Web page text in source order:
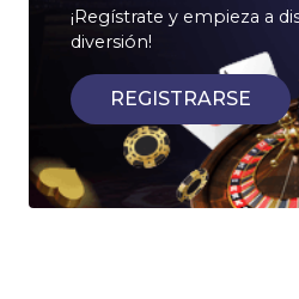
¡Regístrate y empieza a
diversión!
REGISTRARSE